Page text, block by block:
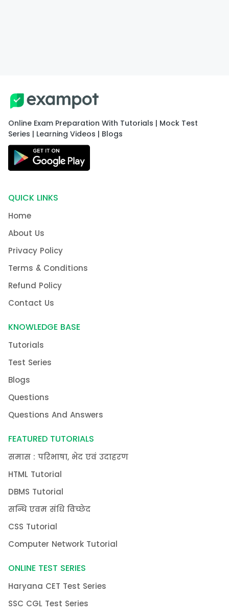
Online Exam Preparation With Tutorials | Mock Test
Series | Learning Videos | Blogs
QUICK LINKS
Home
About Us
Privacy Policy
Terms & Conditions
Refund Policy
Contact Us
KNOWLEDGE BASE
Tutorials
Test Series
Blogs
Questions
Questions And Answers
FEATURED TUTORIALS
समास : परिभाषा, भेद एवं उदाहरण
HTML Tutorial
DBMS Tutorial
सन्धि एवम संधि विच्छेद
CSS Tutorial
Computer Network Tutorial
ONLINE TEST SERIES
Haryana CET Test Series
SSC CGL Test Series